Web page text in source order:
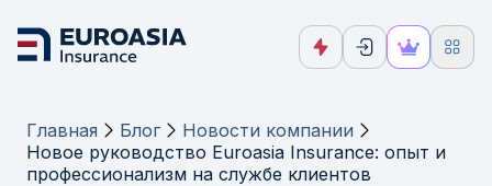
Главная Блог
Новости компании
Новое руководство Euroasia Insurance: опыт и
профессионализм на службе клиентов